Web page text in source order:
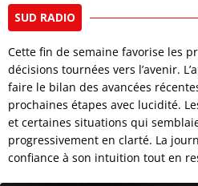
SUD RADIO
Cette fin de semaine favorise les
décisions tournées vers l’avenir.
faire le bilan des avancées
prochaines étapes avec lucidité.
et certaines situations qui
progressivement en clarté. La
confiance à son intuition tout en